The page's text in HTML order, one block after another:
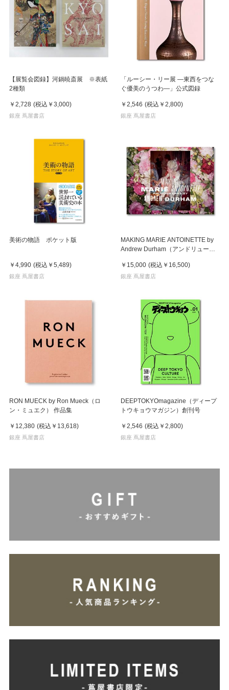
【展覧会図録】河鍋暁斎展 ※表紙
2種類
￥2,728 (税込 ￥3,000)
銀座 蔦屋書店
「ルーシー・リー展 ―東西をつな
ぐ優美のうつわ―」公式図録
￥2,546 (税込 ￥2,800)
銀座 蔦屋書店
美術の物語 ポケット版
￥4,990 (税込 ￥5,489)
銀座 蔦屋書店
MAKING MARIE ANTOINETTE by
Andrew Durham（アンドリュー・
作品集
￥15,000 (税込 ￥16,500)
銀座 蔦屋書店
RON MUECK by Ron Mueck（ロ
ン・ミュエク） 作品集
￥12,380 (税込 ￥13,618)
銀座 蔦屋書店
DEEPTOKYOmagazine（ディープ
トウキョウマガジン）創刊号
￥2,546 (税込 ￥2,800)
銀座 蔦屋書店